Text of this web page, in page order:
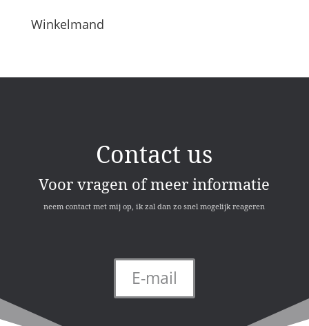
Winkelmand
Contact us
Voor vragen of meer informatie
neem contact met mij op, ik zal dan zo snel mogelijk reageren
E-mail